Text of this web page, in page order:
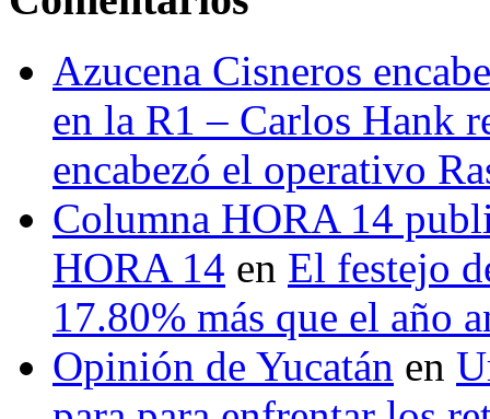
Azucena Cisneros
en la R1 – Carlos Hank
encabezó el operativo
Columna HORA 14
HORA 14 en El festejo
17.80% más que el año
Opinión de Yucatán en